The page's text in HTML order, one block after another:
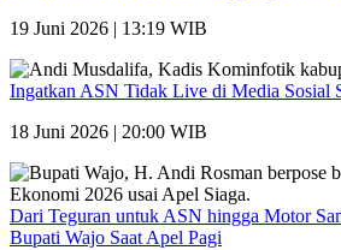
19 Juni 2026 | 13:19 WIB
Ingatkan ASN Tidak Live di Media Sosial
18 Juni 2026 | 20:00 WIB
Dari Teguran untuk ASN hingga Motor
Bupati Wajo Saat Apel Pagi